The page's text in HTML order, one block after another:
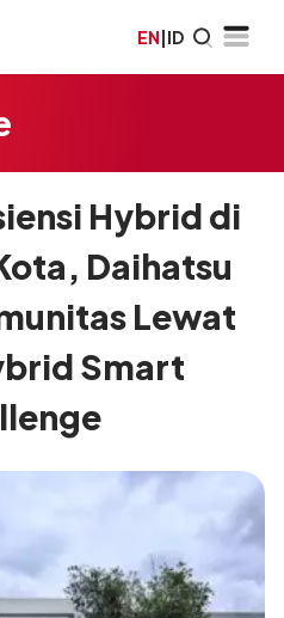
EN|ID
Hybrid di
Daihatsu
Lewat
Smart